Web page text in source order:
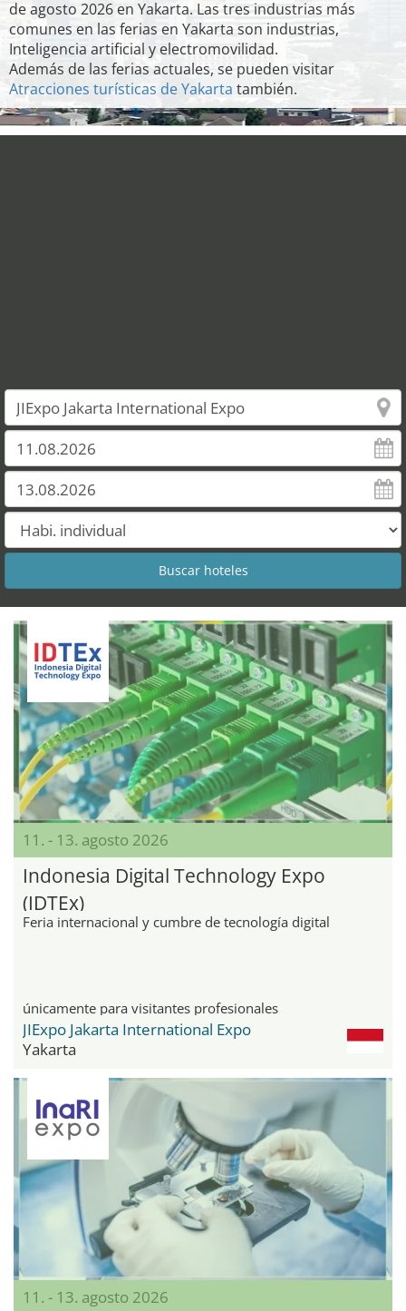
de agosto 2026 en Yakarta. Las tres industrias más
comunes en las ferias en Yakarta son industrias,
Inteligencia artificial y electromovilidad.
Además de las ferias actuales, se pueden visitar
Atracciones turísticas de Yakarta también.
11. - 13. agosto 2026
Indonesia Digital Technology Expo
(IDTEx)
Feria internacional y cumbre de tecnología digital
únicamente para visitantes profesionales
JIExpo Jakarta International Expo
Yakarta
11. - 13. agosto 2026